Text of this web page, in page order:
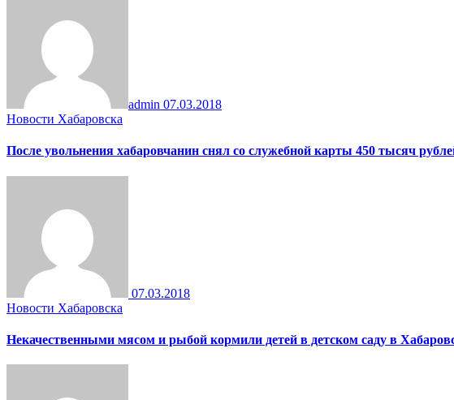
admin 07.03.2018
Новости Хабаровска
После увольнения хабаровчанин снял со служебной карты 450 тысяч
07.03.2018
Новости Хабаровска
Некачественными мясом и рыбой кормили детей в детском саду в